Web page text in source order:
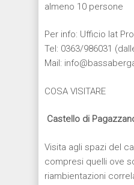
almeno 10 persone
Per info: Ufficio Iat
Tel: 0363/986031
Mail:
COSA VISITARE
Castello di
Visita agli spazi del
compresi quelli ove
riambientazioni